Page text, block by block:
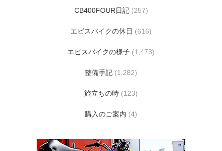
CB400FOUR日記(257)
エビスバイクの休日 (616)
エビスバイクの様子 (1,473)
整備手記 (1,282)
旅立ちの時 (123)
購入のご案内 (4)